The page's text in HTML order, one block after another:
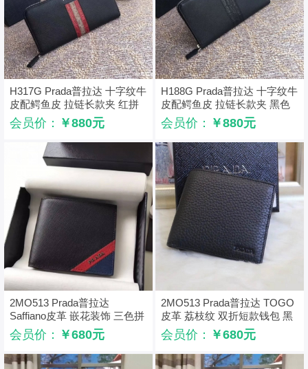
H317G Prada普拉达 十字纹牛
皮配鳄鱼皮 拉链长款夹 红拼
卡其
会员价： ￥880元
H188G Prada普拉达 十字纹牛
皮配鳄鱼皮 拉链长款夹 黑色
会员价： ￥880元
2MO513 Prada普拉达
Saffiano皮革 嵌花装饰 三色拼
双折短 黑拼红拼蓝
会员价： ￥680元
2MO513 Prada普拉达 TOGO
皮革 荔枝纹 双折短款钱包 黑
色
会员价： ￥680元